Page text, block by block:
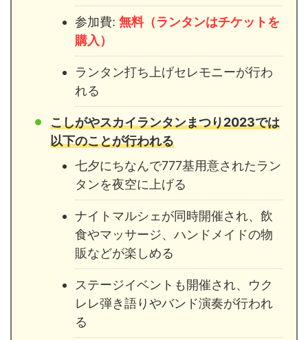
参加費: 無料（ランタンはチケットを
購入）
ランタン打ち上げセレモニーが行わ
れる
こしがやスカイランタンまつり2023では
以下のことが行われる
七夕にちなんで777基用意されたラン
タンを夜空に上げる
ナイトマルシェが同時開催され、飲
食やマッサージ、ハンドメイドの物
販などが楽しめる
ステージイベントも開催され、ウク
レレ弾き語りやバンド演奏が行われ
る